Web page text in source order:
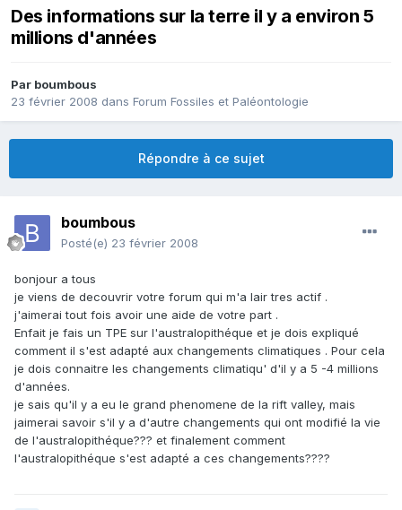
Des informations sur la terre il y a environ 5
millions d'années
Par boumbous
23 février 2008 dans Forum Fossiles et Paléontologie
Répondre à ce sujet
boumbous
Posté(e) 23 février 2008
bonjour a tous
je viens de decouvrir votre forum qui m'a lair tres actif .
j'aimerai tout fois avoir une aide de votre part .
Enfait je fais un TPE sur l'australopithéque et je dois expliqué
comment il s'est adapté aux changements climatiques . Pour cela
je dois connaitre les changements climatiqu' d'il y a 5 -4 millions
d'années.
je sais qu'il y a eu le grand phenomene de la rift valley, mais
jaimerai savoir s'il y a d'autre changements qui ont modifié la vie
de l'australopithéque??? et finalement comment
l'australopithéque s'est adapté a ces changements????